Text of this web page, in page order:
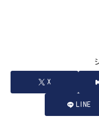
X
LINE